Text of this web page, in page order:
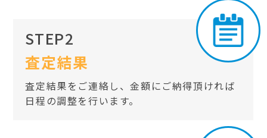
STEP2
査定結果
査定結果をご連絡し、金額にご納得頂ければ
日程の調整を行います。